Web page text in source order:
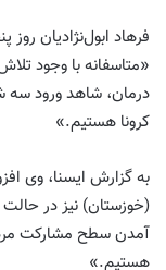
«متاسفانه با وجود
درمان، شاهد ورود سه
کرونا هستیم.»
به گزارش ایسنا، وی
(خوزستان) نیز در
آمدن سطح مشارکت
هستیم.»